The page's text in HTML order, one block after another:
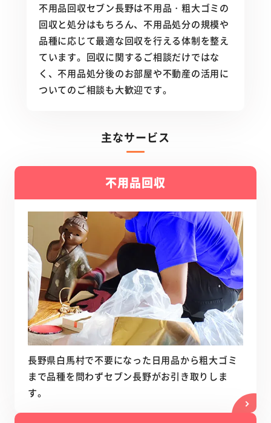
不用品回収セブン長野は不用品・粗大ゴミの
回収と処分はもちろん、不用品処分の規模や
品種に応じて最適な回収を行える体制を整え
ています。回収に関するご相談だけではな
く、不用品処分後のお部屋や不動産の活用に
ついてのご相談も大歓迎です。
主なサービス
不用品回収
長野県白馬村で不要になった日用品から粗大ゴミ
まで品種を問わずセブン長野がお引き取りしま
す。